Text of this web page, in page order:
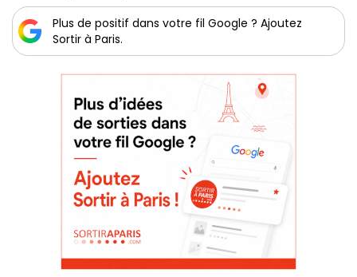
Plus de positif dans votre fil Google ? Ajoutez
Sortir à Paris.